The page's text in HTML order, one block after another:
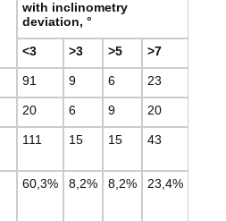
with inclinometry
deviation, °
˂3 ˃3 ˃5 ˃7
91 9 6 23
20 6 9 20
111 15 15 43
60,3% 8,2% 8,2% 23,4%